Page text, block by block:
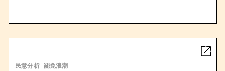
民意分析 罷免浪潮